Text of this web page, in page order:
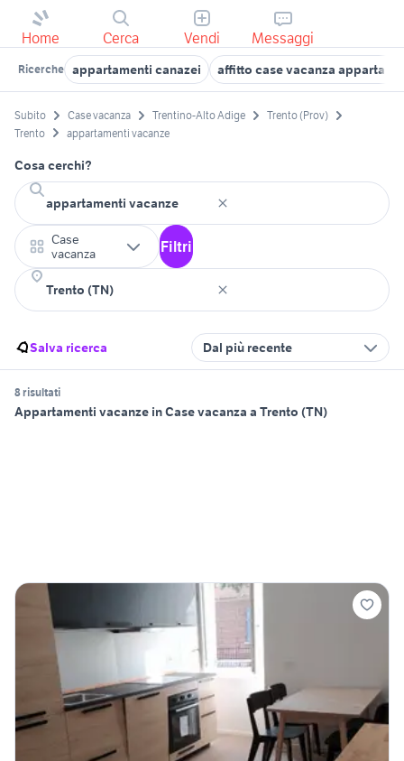
Home Cerca Vendi Messaggi
Ricerche appartamenti canazei affitto case vacanza
Subito Case vacanza Trentino-Alto Adige
Trento (Prov)
Trento
appartamenti vacanze
Cosa cerchi?
Case
vacanza
Filtri
Salva ricerca Dal più recente
8 risultati
Appartamenti vacanze in Case vacanza a Trento (TN)